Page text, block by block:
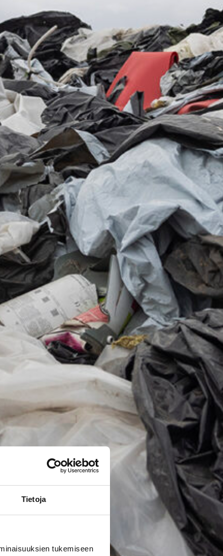
Tietoja
tukemiseen